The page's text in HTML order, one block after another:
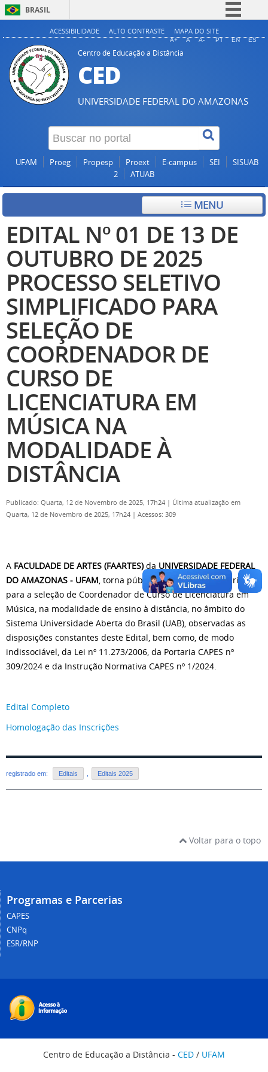
BRASIL
Simplifique!
Comunica BR
Legislação
Canais
ACESSIBILIDADE ALTO CONTRASTE MAPA DO SITE
A+ A A- PT EN ES
Centro de Educação a Distância
CED
UNIVERSIDADE FEDERAL DO AMAZONAS
UFAM Proeg Propesp Proext E-campus SEI
SISUAB
2
ATUAB
MENU
EDITAL Nº 01 DE 13 DE
OUTUBRO DE 2025
PROCESSO SELETIVO
SIMPLIFICADO PARA
SELEÇÃO DE
COORDENADOR DE
CURSO DE
LICENCIATURA EM
MÚSICA NA
MODALIDADE À
DISTÂNCIA
Publicado: Quarta, 12 de Novembro de 2025, 17h24 | Última atualização em
Quarta, 12 de Novembro de 2025, 17h24 | Acessos: 309
A FACULDADE DE ARTES (FAARTES)da UNIVERSIDADE FEDERAL
DO AMAZONAS - UFAM, torna pública a abertura de inscrições
para a seleção de Coordenador de Curso de Licenciatura em
Música, na modalidade de ensino à distância, no âmbito do
Sistema Universidade Aberta do Brasil (UAB), observadas as
disposições constantes deste Edital, bem como, de modo
indissociável, da Lei nº 11.273/2006, da Portaria CAPES nº
309/2024 e da Instrução Normativa CAPES nº 1/2024.
Edital Completo
Homologação das Inscrições
registrado em: Editais Editais 2025
Voltar para o topo
Programas e Parcerias
CAPES
CNPq
ESR/RNP
Centro de Educação a Distância - CED / UFAM